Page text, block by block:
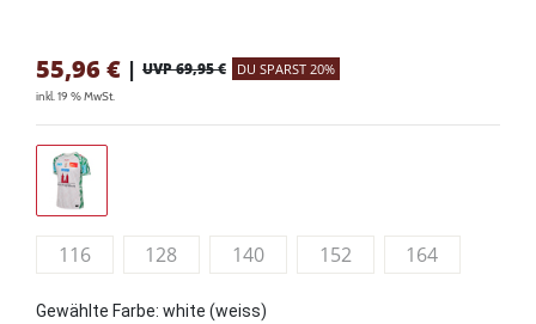
55,96 € | UVP 69,95 € DU SPARST 20%
inkl. 19 % MwSt.
116 128 140 152 164
Gewählte Farbe: white (weiss)